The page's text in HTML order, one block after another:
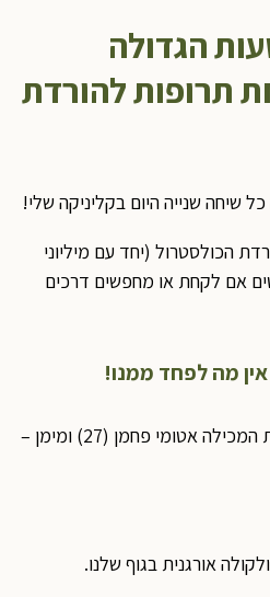
הגדולה
תרופות להורדת
שיחה שנייה היום בקליניקה שלי!
הכולסטרול (יחד עם מיליוני
אם לקחת או מחפשים דרכים
מה לפחד ממנו!
כולסטרול הוא תרכובת אורגנית המכילה אטומי פחמן (27) ומימן –
אורגנית בגוף שלנו.